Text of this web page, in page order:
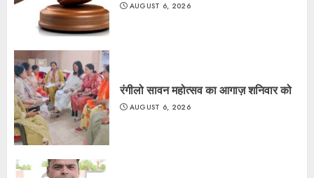
AUGUST 6, 2026
रंगीलो सावन महोत्सव का आगाज़ शनिवार को
AUGUST 6, 2026